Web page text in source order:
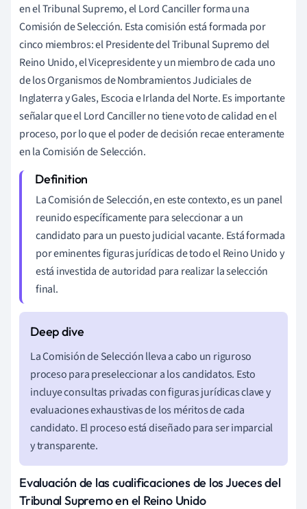
en el Tribunal Supremo, el Lord Canciller forma una
Comisión de Selección. Esta comisión está formada por
cinco miembros: el Presidente del Tribunal Supremo del
Reino Unido, el Vicepresidente y un miembro de cada uno
de los Organismos de Nombramientos Judiciales de
Inglaterra y Gales, Escocia e Irlanda del Norte. Es importante
señalar que el Lord Canciller no tiene voto de calidad en el
proceso, por lo que el poder de decisión recae enteramente
en la Comisión de Selección.
La Comisión de Selección, en este contexto, es un panel
reunido específicamente para seleccionar a un
candidato para un puesto judicial vacante. Está formada
por eminentes figuras jurídicas de todo el Reino Unido y
está investida de autoridad para realizar la selección
final.
La Comisión de Selección lleva a cabo un riguroso
proceso para preseleccionar a los candidatos. Esto
incluye consultas privadas con figuras jurídicas clave y
evaluaciones exhaustivas de los méritos de cada
candidato. El proceso está diseñado para ser imparcial
y transparente.
Evaluación de las cualificaciones de los Jueces del
Tribunal Supremo en el Reino Unido